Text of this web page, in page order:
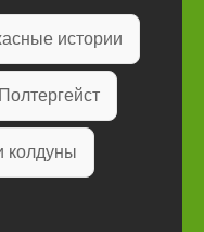
истории
Полтергейст
колдуны